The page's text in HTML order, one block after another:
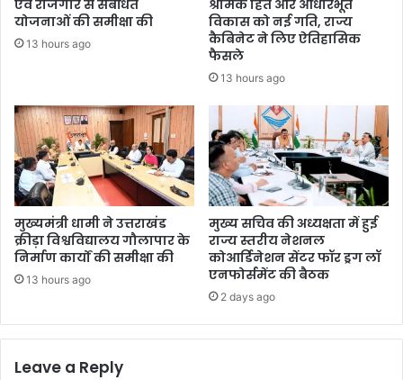
एवं रोजगार से संबंधित
योजनाओं की समीक्षा की
13 hours ago
श्रमिक हित और आधारभूत
विकास को नई गति, राज्य
कैबिनेट ने लिए ऐतिहासिक
फैसले
13 hours ago
मुख्यमंत्री धामी ने उत्तराखंड
क्रीड़ा विश्वविद्यालय गौलापार के
निर्माण कार्यों की समीक्षा की
13 hours ago
मुख्य सचिव की अध्यक्षता में हुई
राज्य स्तरीय नेशनल
कोआर्डिनेशन सेंटर फॉर ड्रग लॉ
एनफोर्समेंट की बैठक
2 days ago
Leave a Reply